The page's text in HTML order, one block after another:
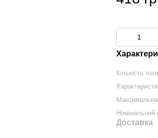
Кількість
Доставка